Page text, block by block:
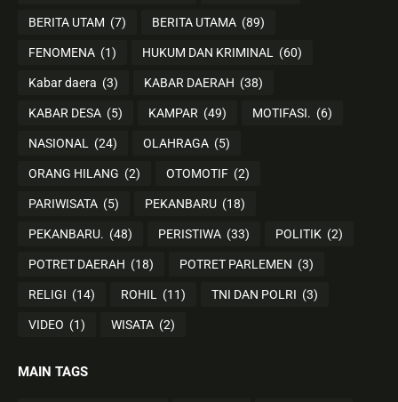
BERITA UTAM (7) BERITA UTAMA (89)
FENOMENA (1) HUKUM DAN KRIMINAL (60)
Kabar daera (3) KABAR DAERAH (38)
KABAR DESA (5) KAMPAR (49) MOTIFASI. (6)
NASIONAL (24) OLAHRAGA (5)
ORANG HILANG (2) OTOMOTIF (2)
PARIWISATA (5) PEKANBARU (18)
PEKANBARU. (48) PERISTIWA (33) POLITIK (2)
POTRET DAERAH (18) POTRET PARLEMEN (3)
RELIGI (14) ROHIL (11) TNI DAN POLRI (3)
VIDEO (1) WISATA (2)
MAIN TAGS